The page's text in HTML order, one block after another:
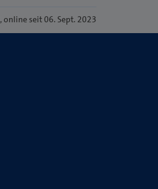
, online seit 06. Sept. 2023